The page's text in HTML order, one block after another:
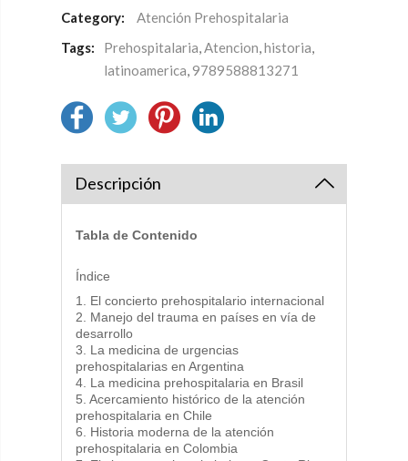
Category:
Atención Prehospitalaria
Tags:
Prehospitalaria,Atencion,historia,
latinoamerica,9789588813271
Descripción
Tabla de Contenido
Índice
1. El concierto prehospitalario internacional
2. Manejo del trauma en países en vía de
desarrollo
3. La medicina de urgencias
prehospitalarias en Argentina
4. La medicina prehospitalaria en Brasil
5. Acercamiento histórico de la atención
prehospitalaria en Chile
6. Historia moderna de la atención
prehospitalaria en Colombia